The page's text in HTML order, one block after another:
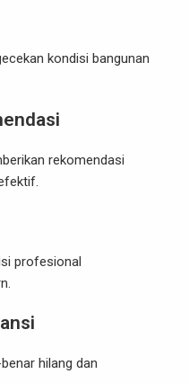
kondisi bangunan
rekomendasi
profesional
hilang dan